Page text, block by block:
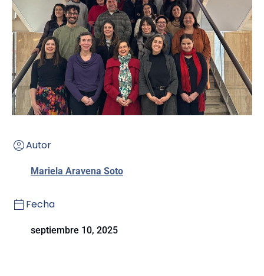
Autor
Mariela Aravena Soto
Fecha
septiembre 10, 2025